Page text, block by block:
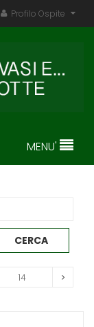
Profilo Ospite
MENU'
14